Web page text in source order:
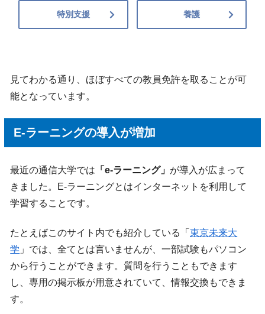
特別支援 養護
見てわかる通り、ほぼすべての教員免許を取ることが可
能となっています。
E-ラーニングの導入が増加
最近の通信大学では 「e-ラーニング」 が導入が広まって
きました。E-ラーニングとはインターネットを利用して
学習することです。
たとえばこのサイト内でも紹介している「東京未来大
学 」では、全てとは言いませんが、一部試験もパソコン
から行うことができます。質問を行うこともできます
し、専用の掲示板が用意されていて、情報交換もできま
す。